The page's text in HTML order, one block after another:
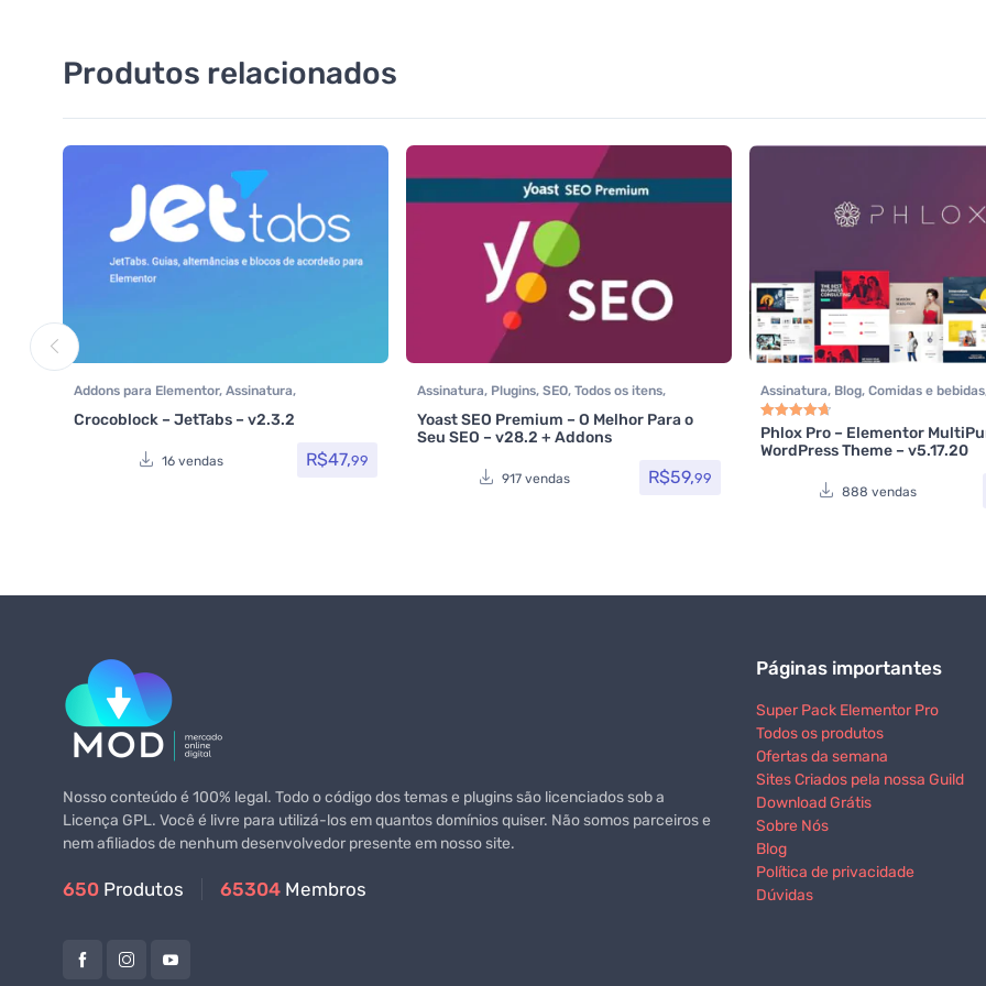
Produtos relacionados
Addons para Elementor, Assinatura,
Crocoblock
Crocoblock Elementor Pro
Crocoblock – JetTabs – v2.3.2
16 vendas R$47,99
Assinatura, Plugins, SEO, Todos os itens,
Woocommerce
Yoast SEO
Yoast SEO Premium – O Melhor Para o
Seu SEO – v28.2 + Addons
917 vendas R$59,99
Assinatura, Blog, Comidas e bebidas
/ E-learning
Imobiliária, Listagens e diretórios,
Multiuso, Política, Portfolio,
Themeforest, Todos os itens
Avaliação 4.80 de 5
Phlox Pro – Elementor
WordPress Theme – v5.17.20
888 vendas
Nosso conteúdo é 100% legal. Todo o código dos temas e plugins são licenciados sob a
Licença GPL. Você é livre para utilizá-los em quantos domínios quiser. Não somos parceiros e
nem afiliados de nenhum desenvolvedor presente em nosso site.
650 Produtos 65304 Membros
Páginas importantes
Super Pack Elementor Pro
Todos os produtos
Ofertas da semana
Sites Criados pela nossa Guild
Download Grátis
Sobre Nós
Blog
Política de privacidade
Dúvidas